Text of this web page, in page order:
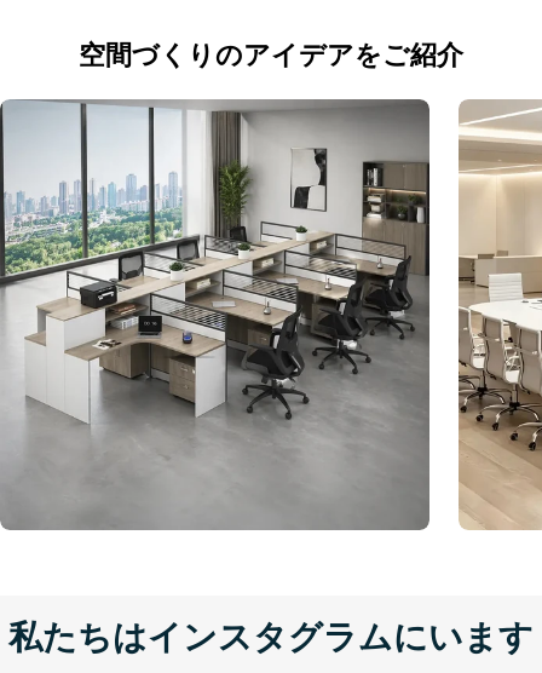
空間づくりのアイデアをご紹介
私たちはインスタグラムにいます